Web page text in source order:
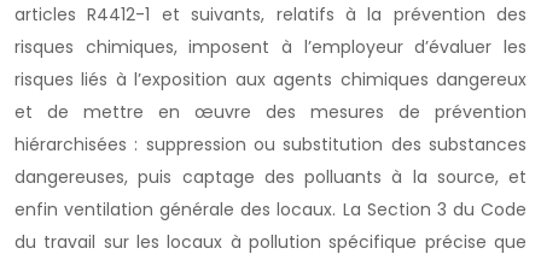
articles R4412-1 et suivants, relatifs à la prévention des
risques chimiques, imposent à l’employeur d’évaluer les
risques liés à l’exposition aux agents chimiques dangereux
et de mettre en œuvre des mesures de prévention
hiérarchisées : suppression ou substitution des substances
dangereuses, puis captage des polluants à la source, et
enfin ventilation générale des locaux. La Section 3 du Code
du travail sur les locaux à pollution spécifique précise que